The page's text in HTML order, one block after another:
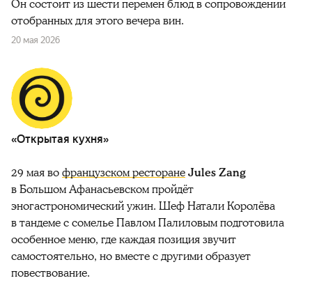
Он состоит из шести перемен блюд в сопровождении
отобранных для этого вечера вин.
20 мая 2026
«Открытая кухня»
29 мая вофранцузском ресторанеJules Zang
в Большом Афанасьевском пройдёт
эногастрономический ужин. Шеф Натали Королёва
в тандеме с сомелье Павлом Палиловым подготовила
особенное меню, где каждая позиция звучит
самостоятельно, но вместе с другими образует
повествование.